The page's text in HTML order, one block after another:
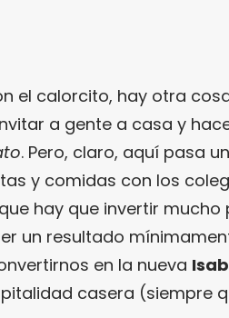
el calorcito, hay otra
a gente a casa y
. Pero, claro, aquí pasa
y comidas con los
hay que invertir mucho
un resultado
en la nueva
casera (siempre